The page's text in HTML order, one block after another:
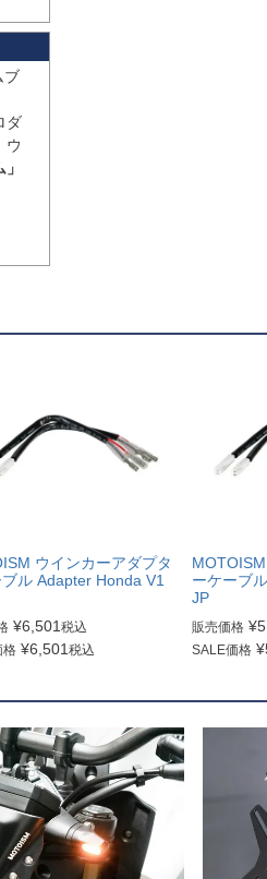
ブ
ダ
ウ
ウインカーアダプタ
ル Adapter Honda V1
¥6,501 税込
格 ¥6,501 税込
ーケーブ
JP
販売価格 ¥
SALE価格 ¥